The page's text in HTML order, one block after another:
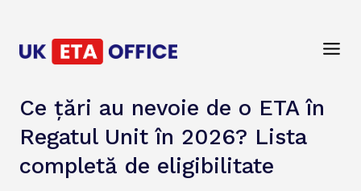
Ce țări au nevoie de o ETA în
Regatul Unit în 2026? Lista
completă de eligibilitate